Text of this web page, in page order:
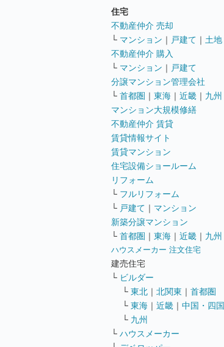
住宅
不動産仲介 売却
└ マンション ｜ 戸建て ｜ 土地
不動産仲介 購入
└ マンション ｜ 戸建て
分譲マンション管理会社
└ 首都圏 ｜ 東海 ｜ 近畿 ｜ 九州
マンション大規模修繕
不動産仲介 賃貸
賃貸情報サイト
賃貸マンション
住宅設備ショールーム
リフォーム
└ フルリフォーム
└ 戸建て ｜ マンション
新築分譲マンション
└ 首都圏 ｜ 東海 ｜ 近畿 ｜ 九州
ハウスメーカー 注文住宅
建売住宅
└ ビルダー
└ 東北 ｜ 北関東 ｜ 首都圏
└ 東海 ｜ 近畿 ｜ 中国・四国
└ 九州
└ ハウスメーカー